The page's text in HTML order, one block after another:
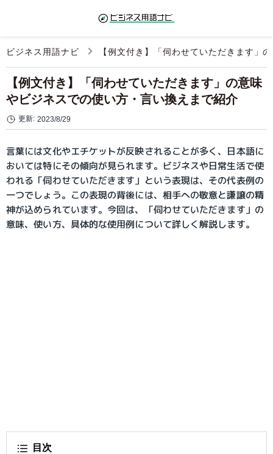
ビジネス用語ナビ 【例文付き】「伺わせていただきます」
【例文付き】「伺わせていただきます」の意味
やビジネスでの使い方・言い換えまで紹介
更新: 2023/8/29
言葉には文化やエチケットが反映されることが多く、日本語に
おいては特にその傾向が見られます。ビジネスや日常生活で使
われる「伺わせていただきます」という表現は、その代表例の
一つでしょう。この表現の背後には、相手への敬意と謙譲の精
神が込められています。今回は、「伺わせていただきます」の
意味、使い方、具体的な使用例について詳しく解説します。
目次